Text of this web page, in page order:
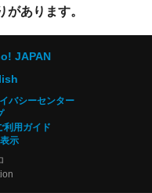
あります。
JAPAN
バシーセンター
利用ガイド
示